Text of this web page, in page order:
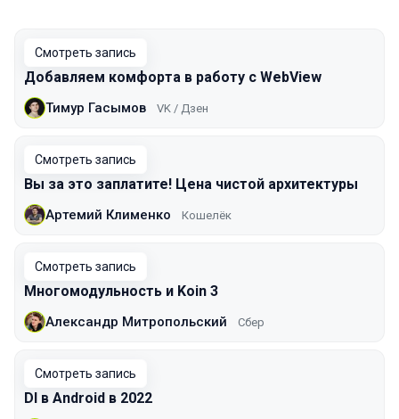
Смотреть запись
Добавляем комфорта в работу с WebView
Тимур Гасымов VK / Дзен
Смотреть запись
Вы за это заплатите! Цена чистой архитектуры
Артемий Клименко Кошелёк
Смотреть запись
Многомодульность и Koin 3
Александр Митропольский Сбер
Смотреть запись
DI в Android в 2022